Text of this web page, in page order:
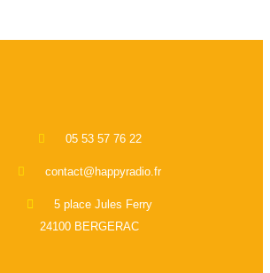
05 53 57 76 22
contact@happyradio.fr
5 place Jules Ferry
24100 BERGERAC